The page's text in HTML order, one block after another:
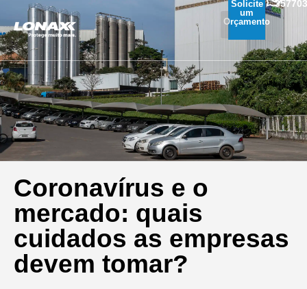
Solicite
um
Orçamento
Coronavírus e o
mercado: quais
cuidados as empresas
devem tomar?